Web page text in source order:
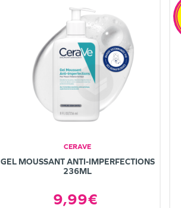
CERAVE
GEL MOUSSANT ANTI-IMPERFECTIONS
236ML
9,99€